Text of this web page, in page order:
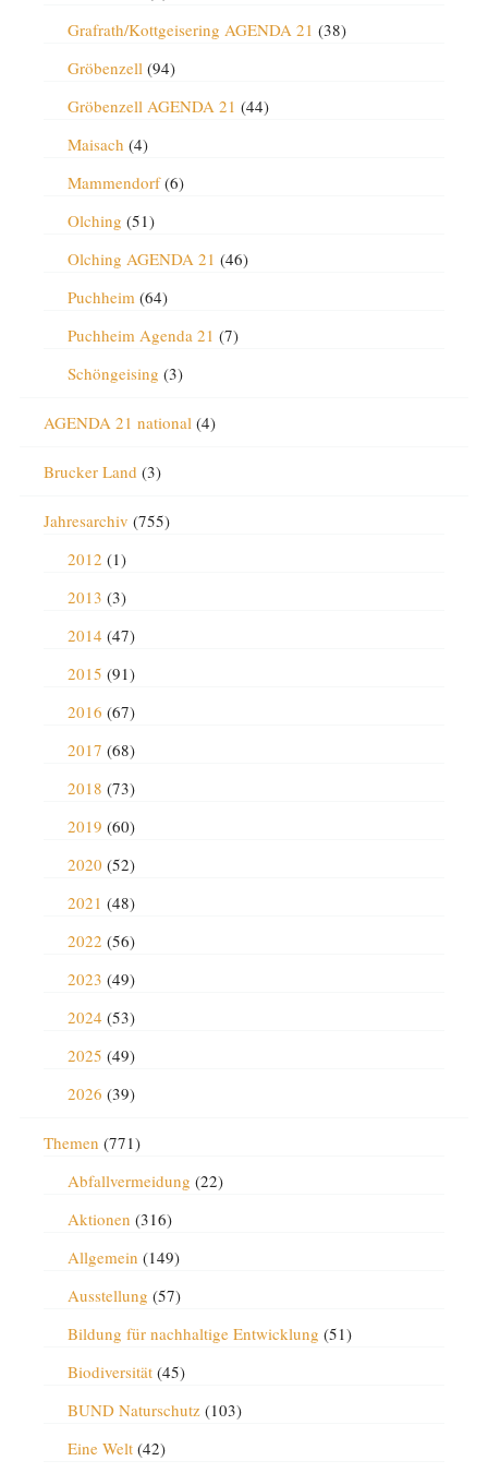
Grafrath/Kottgeisering AGENDA 21 (38)
Gröbenzell (94)
Gröbenzell AGENDA 21 (44)
Maisach (4)
Mammendorf(6)
Olching (51)
Olching AGENDA 21 (46)
Puchheim (64)
Puchheim Agenda 21 (7)
Schöngeising (3)
AGENDA 21 national (4)
Brucker Land (3)
Jahresarchiv (755)
2012 (1)
2013 (3)
2014 (47)
2015 (91)
2016 (67)
2017 (68)
2018 (73)
2019 (60)
2020 (52)
2021 (48)
2022 (56)
2023 (49)
2024 (53)
2025 (49)
2026 (39)
Themen (771)
Abfallvermeidung (22)
Aktionen (316)
Allgemein (149)
Ausstellung (57)
Bildung für nachhaltige Entwicklung (51)
Biodiversität(45)
BUND Naturschutz(103)
Eine Welt(42)